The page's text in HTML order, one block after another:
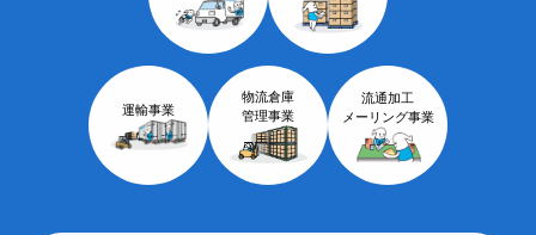
運輸事業
物流倉庫
管理事業
流通加工
メーリング事業